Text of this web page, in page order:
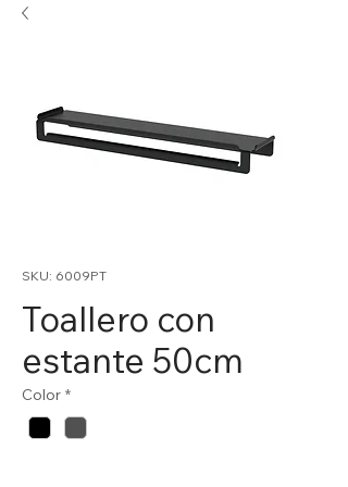
SKU: 6009PT
Toallero con
estante 50cm
Color *